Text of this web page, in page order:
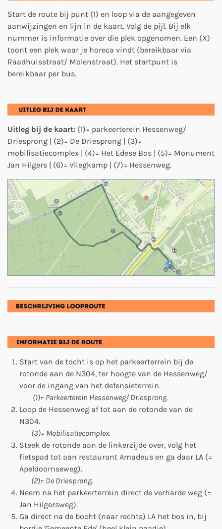
Start de route bij punt (1) en loop via de aangegeven
aanwijzingen en lijn in de kaart. Volg de pijl. Bij elk
nummer is informatie over die plek opgenomen. Een (X)
toont een plek waar je horeca vindt (bereikbaar via
Raadhuisstraat/ Molenstraat). Het startpunt is
bereikbaar per bus.
Uitleg bij de kaart: (1)= parkeerterein Hessenweg/
Driesprong | (2)= De Driesprong | (3)=
mobilisatiecomplex | (4)= Het Edese Bos | (5)= Monument
Jan Hilgers | (6)= Vliegkamp | (7)= Hessenweg.
Start van de tocht is op het parkeerterrein bij de
rotonde aan de N304, ter hoogte van de Hessenweg/
voor de ingang van het defensieterrein.
(1)= Parkeerterein Hessenweg/ Driesprong.
Loop de Hessenweg af tot aan de rotonde van de
N304.
(3)= Mobilisatiecomplex.
Steek de rotonde aan de linkerzijde over, volg het
fietspad tot aan restaurant Amadeus en ga daar LA (=
Apeldoornseweg).
(2)= De Driesprong.
Neem na het parkeerterrein direct de verharde weg (=
Jan Hilgersweg).
Ga direct na de bocht (naar rechts) LA het bos in, bij